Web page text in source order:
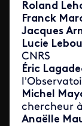
Roland
Franck
Jacques
Lucie
CNRS
Éric
Michel
chercheur
Anaëlle